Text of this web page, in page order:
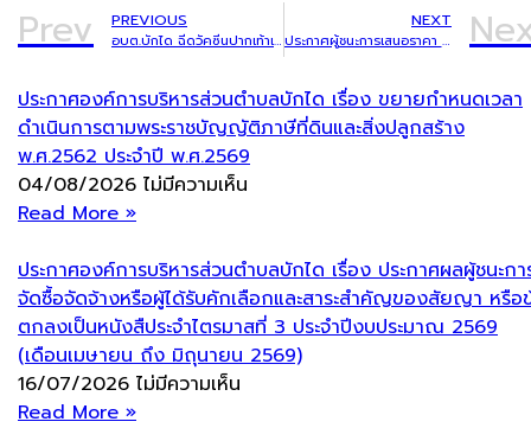
Prev PREVIOUS
อบต.บักได ฉีดวัคซีนปากเท้าเปื่อยโคกระบือ และฉีดวัคซีนป้องกันโรคพิษสุนัขบ้า ในพื้นที่ ม.16 บ้านไทยสันติสุข
NEXT
ประกาศผู้ชนะการเสนอราคา จ้างโครงการก่อสร้างฝายน้ำล้นบ้านหนองแรด หมู่ที่ ๙ โดยวิธีเฉพาะเจาะจง
ประกาศองค์การบริหารส่วนตำบลบักได เรื่อง ขยายกำหนดเวลา
ดำเนินการตามพระราชบัญญัติภาษีที่ดินและสิ่งปลูกสร้าง
พ.ศ.2562 ประจำปี พ.ศ.2569
04/08/2026 ไม่มีความเห็น
Read More »
ประกาศองค์การบริหารส่วนตำบลบักได เรื่อง ประกาศผลผู้ชนะกา
จัดซื้อจัดจ้างหรือผู้ได้รับคักเลือกและสาระสำคัญของสัยญา หรือ
ตกลงเป็นหนังสืประจำไตรมาสที่ 3 ประจำปีงบประมาณ 2569
(เดือนเมษายน ถึง มิถุนายน 2569)
16/07/2026 ไม่มีความเห็น
Read More »